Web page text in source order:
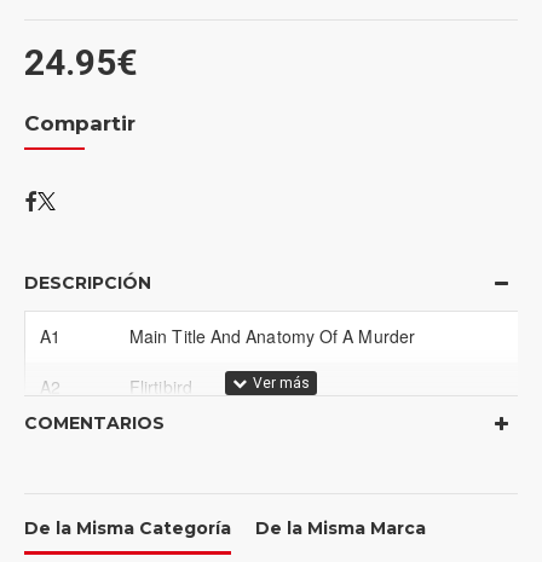
24.95€
Compartir
DESCRIPCIÓN
A1 Main Title And Anatomy Of A Murder
A2 Flirtibird
A5 Low Key Lightly
COMENTARIOS
De la Misma Categoría De la Misma Marca